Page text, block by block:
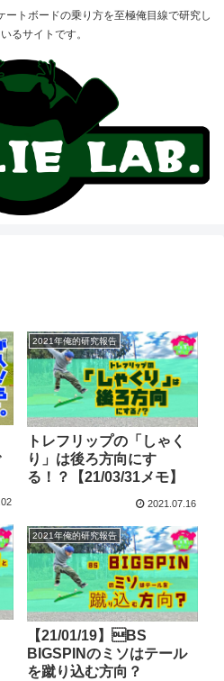
トボードの乗り方を至極俺目線で研究し
るサイトです。
2021年俺的研究報告
トレフリップの「しゃく
り」は後ろ方向にす
る！？【21/03/31メモ】
2021.07.16
2021年俺的研究報告
【21/01/19】BS
BIGSPINのミソはテール
を蹴り込む方向？